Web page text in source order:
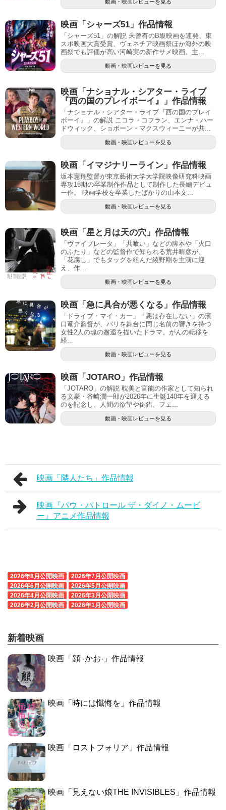
動画・映画レビューを見る
映画「シャーズ51」作品情報
「シャーズ51」の解説 未曾有のB級映画を連発、東
スポ映画大賞受賞、ヴェネチア映画祭ほか海外の映
画祭でも評価が高い河崎実の新作サメ映画。主...
動画・映画レビューを見る
映画「ナショナル・シアター・ライブ
『西の国のプレイボーイ』」作品情報
「ナショナル・シアター・ライブ『西の国のプレイ
ボーイ』」の解説 ニコラ・コフラン、エンナ・ハー
ドウィック、ショボーン・マクスウィーニーが共...
動画・映画レビューを見る
映画「イマジナリーライン」作品情報
坂本憲翔監督が東京藝術大学大学院映像研究科映画
専攻18期の卒業制作作品として制作した長編デビュ
ー作。 映画学校を卒業したばかりの山本文...
動画・映画レビューを見る
映画「星と月は天の穴」作品情報
「ヴァイブレータ」「共喰い」などの脚本や「火口
のふたり」などの監督作で知られる荒井晴彦が、
「花腐し」でもタッグを組んだ綾野剛を主演に迎
え、作...
動画・映画レビューを見る
映画「急に具合が悪くなる」作品情報
「ドライブ・マイ・カー」「悪は存在しない」の濱
口竜介監督が、パリを舞台に同じ名前の響きを持つ
女性2人の魂の邂逅を描いたドラマ。がんの転移を
経...
動画・映画レビューを見る
映画「JOTARO」作品情報
「JOTARO」の解説 耽美と官能の作家として知られ
る文豪・谷崎潤一郎が2026年に生誕140年を迎える
のを記念し、人間の欲望や倒錯、フェ...
動画・映画レビューを見る
映画「隣人たち」作品情報
映画『パウ・パトロール ザ・ダイノ・ムービ
ー』アニメ作品情報
2026年8月公開映画
2026年7月公開映画
2026年6月公開映画
2026年5月公開映画
2026年4月公開映画
2026年3月公開映画
2026年2月公開映画
2026年1月公開映画
新着映画
映画「顔 -かお-」作品情報
映画「時には懺悔を」作品情報
映画「ロストフォリア」作品情報
映画「見えない娘THE INVISIBLES」作品情報